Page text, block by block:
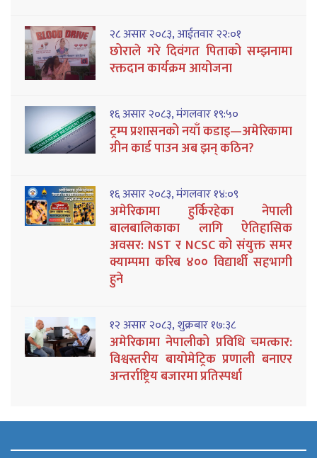
२८ असार २०८३, आईतवार २२:०१
छोराले गरे दिवंगत पिताको सम्झनामा
रक्तदान कार्यक्रम आयोजना
१६ असार २०८३, मंगलवार १९:५०
ट्रम्प प्रशासनको नयाँ कडाइ—अमेरिकामा
ग्रीन कार्ड पाउन अब झन् कठिन?
१६ असार २०८३, मंगलवार १४:०९
अमेरिकामा हुर्किरहेका नेपाली
बालबालिकाका लागि ऐतिहासिक
अवसर: NST र NCSC को संयुक्त समर
क्याम्पमा करिब ४०० विद्यार्थी सहभागी
हुने
१२ असार २०८३, शुक्रबार १७:३८
अमेरिकामा नेपालीको प्रविधि चमत्कार:
विश्वस्तरीय बायोमेट्रिक प्रणाली बनाएर
अन्तर्राष्ट्रिय बजारमा प्रतिस्पर्धा